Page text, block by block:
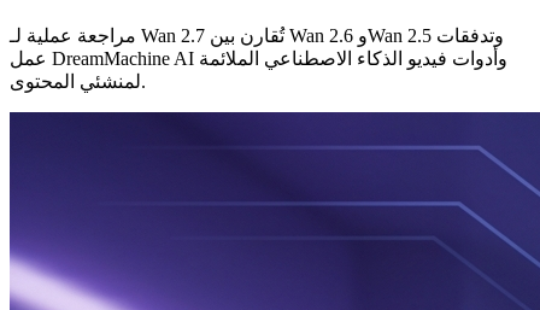
مراجعة عملية لـ Wan 2.7 تُقارن بين Wan 2.6 وWan 2.5 وتدفقات
عمل DreamMachine AI وأدوات فيديو الذكاء الاصطناعي الملائمة
لمنشئي المحتوى.